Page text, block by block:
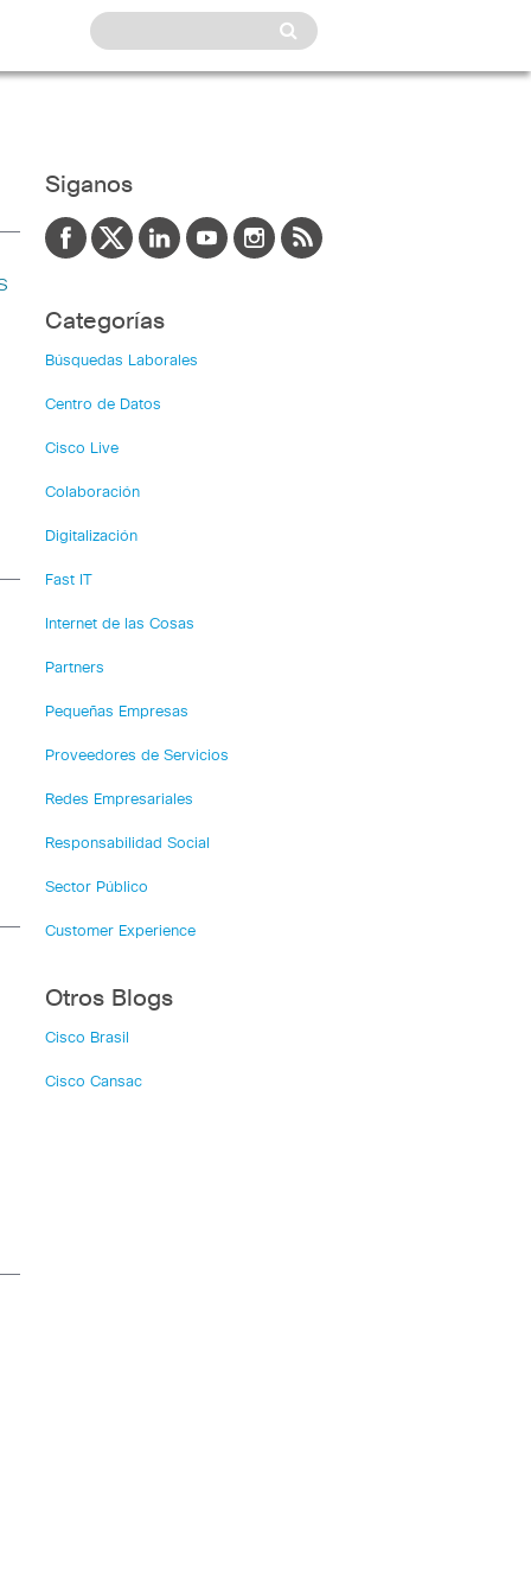
Siganos
Categorías
Búsquedas Laborales
Centro de Datos
Cisco Live
Colaboración
Digitalización
Fast IT
Internet de las Cosas
Partners
Pequeñas Empresas
Proveedores de Servicios
Redes Empresariales
Responsabilidad Social
Sector Público
Customer Experience
Otros Blogs
Cisco Brasil
Cisco Cansac